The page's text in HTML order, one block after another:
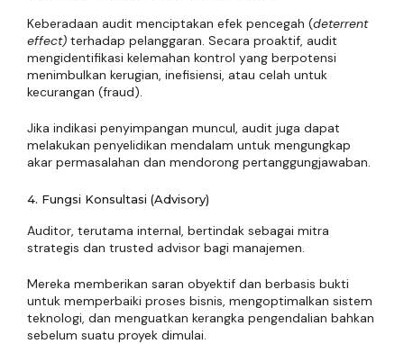
Keberadaan audit menciptakan efek pencegah (deterrent
effect) terhadap pelanggaran. Secara proaktif, audit
mengidentifikasi kelemahan kontrol yang berpotensi
menimbulkan kerugian, inefisiensi, atau celah untuk
kecurangan (fraud).
Jika indikasi penyimpangan muncul, audit juga dapat
melakukan penyelidikan mendalam untuk mengungkap
akar permasalahan dan mendorong pertanggungjawaban.
4. Fungsi Konsultasi (Advisory)
Auditor, terutama internal, bertindak sebagai mitra
strategis dan trusted advisor bagi manajemen.
Mereka memberikan saran obyektif dan berbasis bukti
untuk memperbaiki proses bisnis, mengoptimalkan sistem
teknologi, dan menguatkan kerangka pengendalian bahkan
sebelum suatu proyek dimulai.